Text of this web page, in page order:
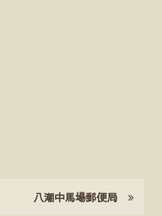
八潮中馬場郵便局